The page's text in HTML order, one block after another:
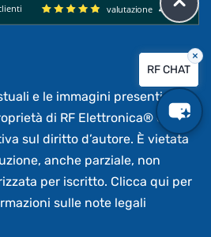
valutazione 4.95/ 5
e le immagini presenti su
di RF Elettronica®e sono
sul diritto d’autore. È vietata
anche parziale, non
per iscritto. Clicca qui per
sulle note legali
RF CHAT
×